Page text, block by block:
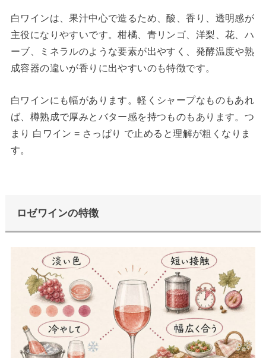
白ワインは、果汁中心で造るため、酸、香り、透明感が
主役になりやすいです。柑橘、青リンゴ、洋梨、花、ハ
ーブ、ミネラルのような要素が出やすく、発酵温度や熟
成容器の違いが香りに出やすいのも特徴です。
白ワインにも幅があります。軽くシャープなものもあれ
ば、樽熟成で厚みとバター感を持つものもあります。つ
まり 白ワイン = さっぱり で止めると理解が粗くなりま
す。
ロゼワインの特徴